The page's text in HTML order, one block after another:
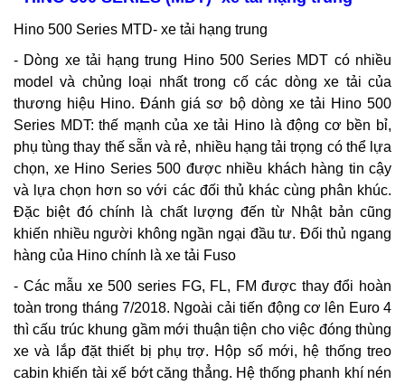
Hino 500 Series MTD- xe tải hạng trung
- Dòng xe tải hạng trung Hino 500 Series MDT có nhiều
model và chủng loại nhất trong cố các dòng xe tải của
thương hiệu Hino. Đánh giá sơ bộ dòng xe tải Hino 500
Series MDT: thế mạnh của xe tải Hino là động cơ bền bỉ,
phụ tùng thay thế sẵn và rẻ, nhiều hạng tải trọng có thể lựa
chọn, xe Hino Series 500 được nhiều khách hàng tin cậy
và lựa chọn hơn so với các đối thủ khác cùng phân khúc.
Đặc biệt đó chính là chất lượng đến từ Nhật bản cũng
khiến nhiều người không ngần ngại đầu tư. Đối thủ ngang
hàng của Hino chính là xe tải Fuso
- Các mẫu xe 500 series FG, FL, FM được thay đổi hoàn
toàn trong tháng 7/2018. Ngoài cải tiến động cơ lên Euro 4
thì cấu trúc khung gầm mới thuận tiện cho việc đóng thùng
xe và lắp đặt thiết bị phụ trợ. Hộp số mới, hệ thống treo
cabin khiến tài xế bớt căng thẳng. Hệ thống phanh khí nén